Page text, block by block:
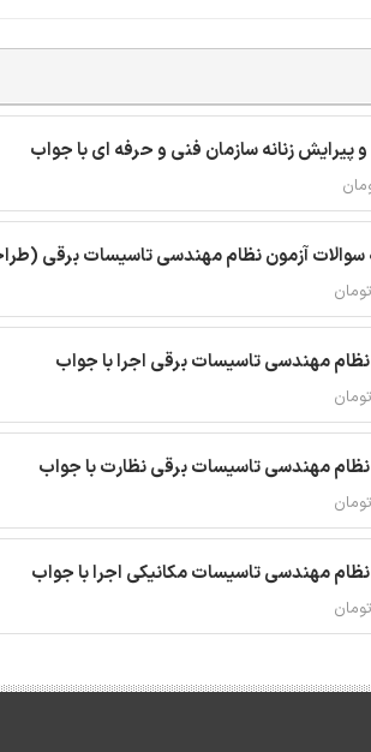
پیرایش زنانه سازمان فنی و حرفه ای با جواب
سوالات آزمون نظام مهندسی تاسیسات برقی
مهندسی تاسیسات برقی اجرا با جواب
نظام مهندسی تاسیسات برقی نظارت با جواب
مهندسی تاسیسات مکانیکی اجرا با جواب